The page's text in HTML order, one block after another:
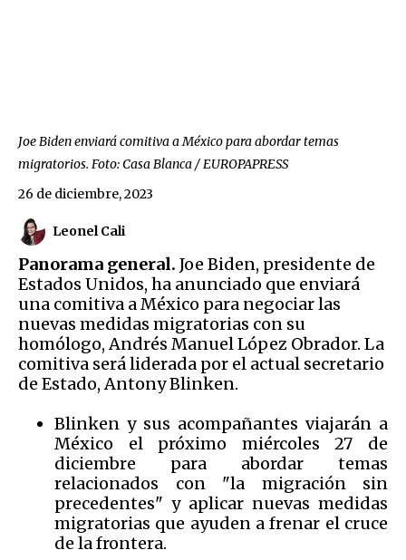
Joe Biden enviará comitiva a México para abordar temas
migratorios. Foto: Casa Blanca / EUROPAPRESS
Leonel Cali
26 de diciembre, 2023
Panorama general. Joe Biden, presidente de
Estados Unidos, ha anunciado que enviará
una comitiva a México para negociar las
nuevas medidas migratorias con su
homólogo, Andrés Manuel López Obrador. La
comitiva será liderada por el actual secretario
de Estado, Antony Blinken.
Blinken y sus acompañantes viajarán a
México el próximo miércoles 27 de
diciembre para abordar temas
relacionados con "la migración sin
precedentes" y aplicar nuevas medidas
migratorias que ayuden a frenar el cruce
de la frontera.